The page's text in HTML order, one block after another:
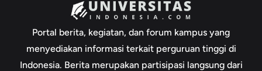
Portal berita, kegiatan, dan forum kampus yang
menyediakan informasi terkait perguruan tinggi di
Indonesia. Berita merupakan partisipasi langsung dari